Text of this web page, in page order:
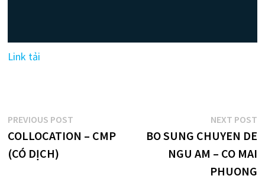
Link tải
Điều
hướng
bài
PREVIOUS POSTPrevious
post:
COLLOCATION – CMP
(CÓ DỊCH)
NEXT POST
BO SUNG CHUYEN DE
NGU AM – CO MAI
PHUONG